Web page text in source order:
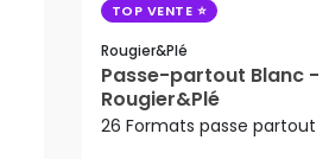
TOP VENTE
Rougier&plé
Passe-partout Blanc -
Rougier&Plé
26 Formats passe partout
Dès2,85 €